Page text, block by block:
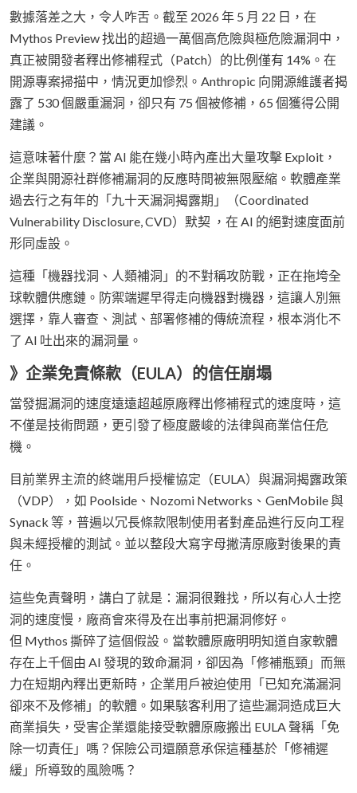
數據落差之大，令人咋舌。截至 2026 年 5 月 22 日，在
Mythos Preview 找出的超過一萬個高危險與極危險漏洞中，
真正被開發者釋出修補程式（Patch）的比例僅有 14%。在
開源專案掃描中，情況更加慘烈。Anthropic 向開源維護者揭
露了 530 個嚴重漏洞，卻只有 75 個被修補，65 個獲得公開
建議。
這意味著什麼？當 AI 能在幾小時內產出大量攻擊 Exploit，
企業與開源社群修補漏洞的反應時間被無限壓縮。軟體產業
過去行之有年的「九十天漏洞揭露期」（Coordinated
Vulnerability Disclosure, CVD）默契 ，在 AI 的絕對速度面前
形同虛設。
這種「機器找洞、人類補洞」的不對稱攻防戰，正在拖垮全
球軟體供應鏈。防禦端遲早得走向機器對機器，這讓人別無
選擇，靠人審查、測試、部署修補的傳統流程，根本消化不
了 AI 吐出來的漏洞量。
》企業免責條款（EULA）的信任崩塌
當發掘漏洞的速度遠遠超越原廠釋出修補程式的速度時，這
不僅是技術問題，更引發了極度嚴峻的法律與商業信任危
機。
目前業界主流的終端用戶授權協定（EULA）與漏洞揭露政策
（VDP），如 Poolside、Nozomi Networks、GenMobile 與
Synack 等，普遍以冗長條款限制使用者對產品進行反向工程
與未經授權的測試。並以整段大寫字母撇清原廠對後果的責
任。
這些免責聲明，講白了就是：漏洞很難找，所以有心人士挖
洞的速度慢，廠商會來得及在出事前把漏洞修好。
但 Mythos 撕碎了這個假設。當軟體原廠明明知道自家軟體
存在上千個由 AI 發現的致命漏洞，卻因為「修補瓶頸」而無
力在短期內釋出更新時，企業用戶被迫使用「已知充滿漏洞
卻來不及修補」的軟體。如果駭客利用了這些漏洞造成巨大
商業損失，受害企業還能接受軟體原廠搬出 EULA 聲稱「免
除一切責任」嗎？保險公司還願意承保這種基於「修補遲
緩」所導致的風險嗎？